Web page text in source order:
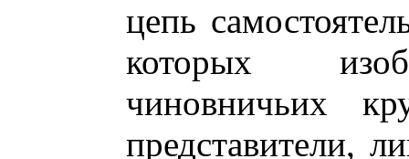
цепь
которых
чиновничьих
представители,